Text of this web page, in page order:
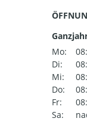
Mo:
Di:
Mi:
Do:
Fr:
Sa: